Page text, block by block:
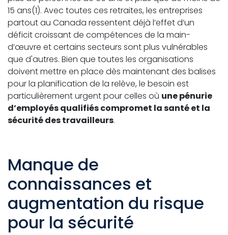
15 ans(1). Avec toutes ces retraites, les entreprises
partout au Canada ressentent déjà l’effet d’un
déficit croissant de compétences de la main-
d’œuvre et certains secteurs sont plus vulnérables
que d'autres. Bien que toutes les organisations
doivent mettre en place dès maintenant des balises
pour la planification de la relève, le besoin est
particulièrement urgent pour celles où une pénurie
d’employés qualifiés compromet la santé et la
sécurité des travailleurs.
Manque de
connaissances et
augmentation du risque
pour la sécurité